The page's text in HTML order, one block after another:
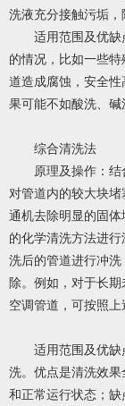
洗液充分接触污垢，
适用范围及优
的情况，比如一些
道造成腐蚀，安全
果可能不如酸洗、碱
综合清洗法
原理及操作：
对管道内的较大块
通机去除明显的固
的化学清洗方法进
洗后的管道进行冲
除。例如，对于长
空调管道，可按照上
适用范围及优
洗。优点是清洗效
和正常运行状态；